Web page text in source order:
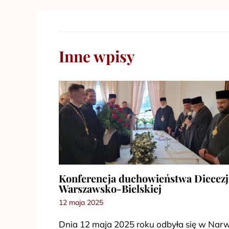
Inne wpisy
Konferencja duchowieństwa
Warszawsko-Bielskiej
12 maja 2025
Dnia 12 maja 2025 roku odbyła się w